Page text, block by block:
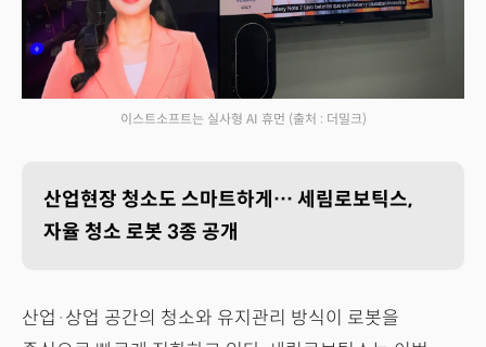
이스트소프트는 실사형 AI 휴먼 (출처 : 더밀크)
산업현장 청소도 스마트하게… 세림로보틱스,
자율 청소 로봇 3종 공개
산업·상업 공간의 청소와 유지관리 방식이 로봇을